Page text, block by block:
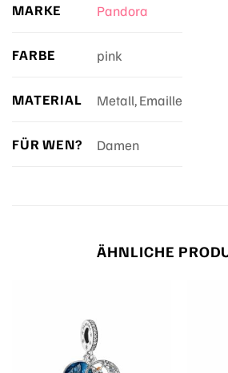
MARKE Pandora
FARBE pink
MATERIAL Metall, Emaille
FÜR WEN? Damen
ÄHNLICHE